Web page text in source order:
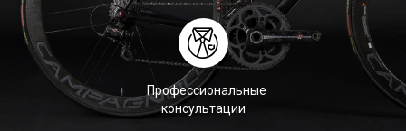
Профессиональные
консультации